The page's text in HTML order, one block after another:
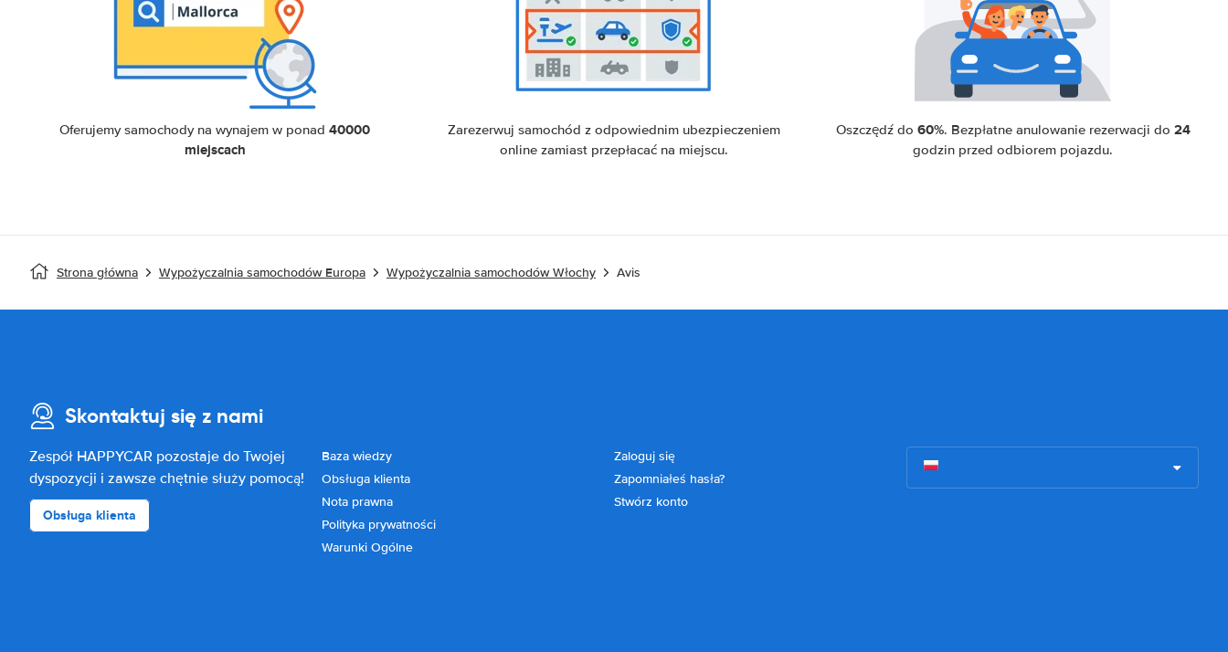
Oferujemy samochody na wynajem w ponad40000
miejscach
Zarezerwuj samochód z odpowiednim ubezpieczeniem
online zamiast przepłacać na miejscu.
Oszczędź do 60%. Bezpłatne anulowanie rezerwacji do 24
godzin przed odbiorem pojazdu.
Strona główna Wypożyczalnia samochodów Europa Wypożyczalnia samochodów Włochy Avis
Skontaktuj się z nami
Zespół HAPPYCAR pozostaje do Twojej
dyspozycji i zawsze chętnie służy pomocą!
Obsługa klienta
Baza wiedzy
Obsługa klienta
Nota prawna
Polityka prywatności
Warunki Ogólne
Zaloguj się
Zapomniałeś hasła?
Stwórz konto